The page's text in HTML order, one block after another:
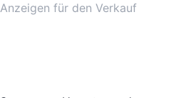
für den Verkauf